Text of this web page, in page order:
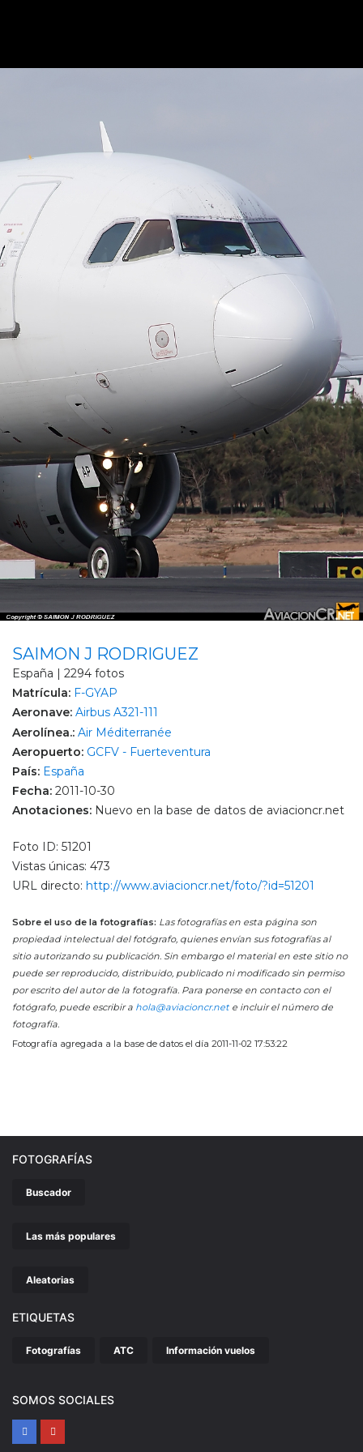
SAIMON J RODRIGUEZ
España | 2294 fotos
Matrícula: F-GYAP
Aeronave: Airbus A321-111
Aerolínea.: Air Méditerranée
Aeropuerto: GCFV - Fuerteventura
País: España
Fecha: 2011-10-30
Anotaciones: Nuevo en la base de datos de aviacioncr.net
Foto ID: 51201
Vistas únicas: 473
URL directo: http://www.aviacioncr.net/foto/?id=51201
Sobre el uso de la fotografías: Las fotografías en esta página son
propiedad intelectual del fotógrafo, quienes envían sus fotografías al
sitio autorizando su publicación. Sin embargo el material en este sitio no
puede ser reproducido, distribuido, publicado ni modificado sin permiso
por escrito del autor de la fotografía. Para ponerse en contacto con el
fotógrafo, puede escribir a hola@aviacioncr.nete incluir el número de
fotografía.
Fotografía agregada a la base de datos el día 2011-11-02 17:53:22
FOTOGRAFÍAS
Buscador
Las más populares
Aleatorias
ETIQUETAS
Fotografías ATC Información vuelos
SOMOS SOCIALES